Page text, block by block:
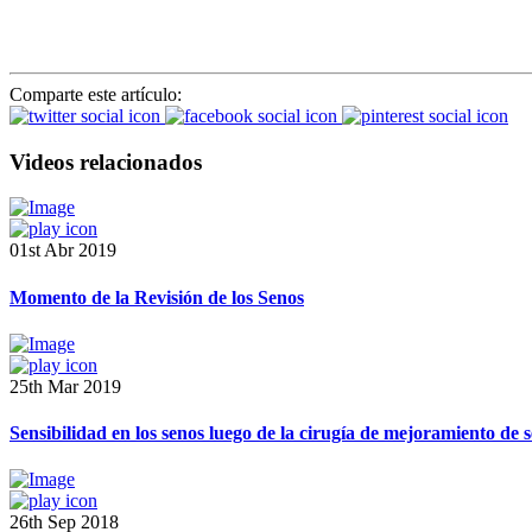
Comparte este artículo:
Videos relacionados
01st Abr 2019
Momento de la Revisión de los Senos
25th Mar 2019
Sensibilidad en los senos luego de la cirugía de mejoramiento de
26th Sep 2018